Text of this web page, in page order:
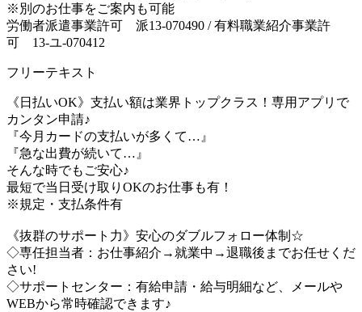
※別のお仕事をご案内も可能
労働者派遣事業許可 派13-070490 / 有料職業紹介事業許
可 13-ユ-070412
フリーテキスト
《日払いOK》支払い額は業界トップクラス！専用アプリで
カンタン申請♪
『今月カードの支払いが多くて…』
『急な出費が続いて…』
そんな時でもご安心♪
最短で当日受け取りOKのお仕事も有！
※規定・支払条件有
《抜群のサポート力》安心のダブルフォロー体制☆
◇専任担当者：お仕事紹介→就業中→退職後までお任せくだ
さい!
◇サポートセンター：有給申請・給与明細など、メールや
WEBから常時確認できます♪